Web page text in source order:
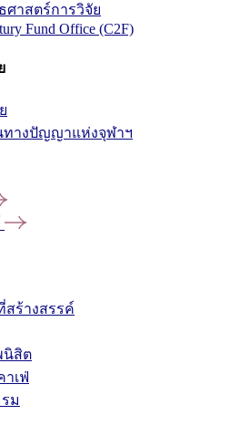
าสตร์การวิจัย
Fund Office (C2F)
างปัญญาแห่งจุฬาฯ
ร้างสรรค์
นิสิต
เฟ่
ม